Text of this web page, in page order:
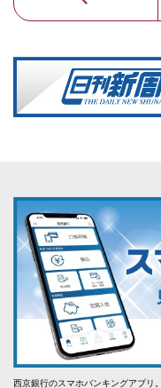
西京銀行のスマホバンキングアプリ